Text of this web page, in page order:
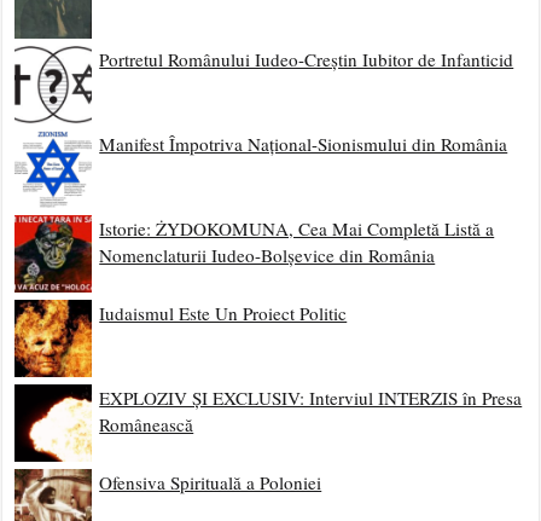
Portretul Românului Iudeo-Creștin Iubitor de Infanticid
Manifest Împotriva Național-Sionismului din România
Istorie: ŻYDOKOMUNA, Cea Mai Completă Listă a
Nomenclaturii Iudeo-Bolșevice din România
Iudaismul Este Un Proiect Politic
EXPLOZIV ȘI EXCLUSIV: Interviul INTERZIS în Presa
Românească
Ofensiva Spirituală a Poloniei